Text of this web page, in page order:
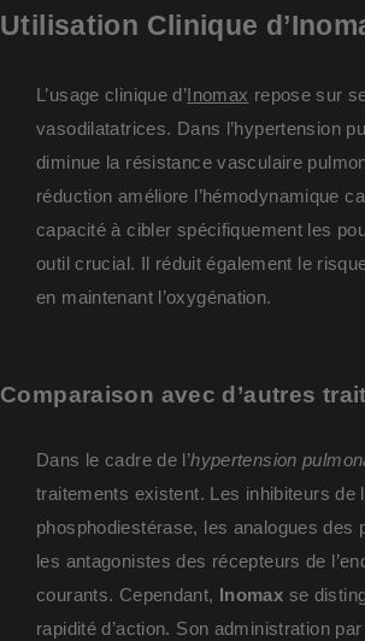
Utilisation Clinique
L’usage clinique d’Inomax repose sur
vasodilatatrices. Dans l’hypertension
diminue la résistance vasculaire
réduction améliore l’hémodynamique
capacité à cibler spécifiquement les
outil crucial. Il réduit également le
en maintenant l’oxygénation.
Comparaison avec d’autres
Dans le cadre de l’hypertension
traitements existent. Les inhibiteurs de
phosphodiestérase, les analogues des
les antagonistes des récepteurs de
courants. Cependant, Inomax se
rapidité d’action. Son administration